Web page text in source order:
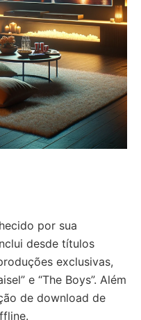
por sua
desde títulos
exclusivas,
e “The Boys”. Além
de download de